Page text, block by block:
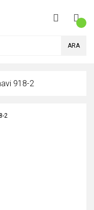
ARA
918-2